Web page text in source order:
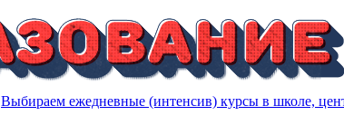
Выбираем ежедневные (интенсив) курсы в школе,